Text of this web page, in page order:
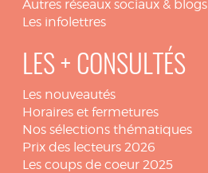
Autres réseaux sociaux & blogs
Les infolettres
LES + CONSULTÉS
Les nouveautés
Horaires et fermetures
Nos sélections thématiques
Prix des lecteurs 2026
Les coups de coeur 2025